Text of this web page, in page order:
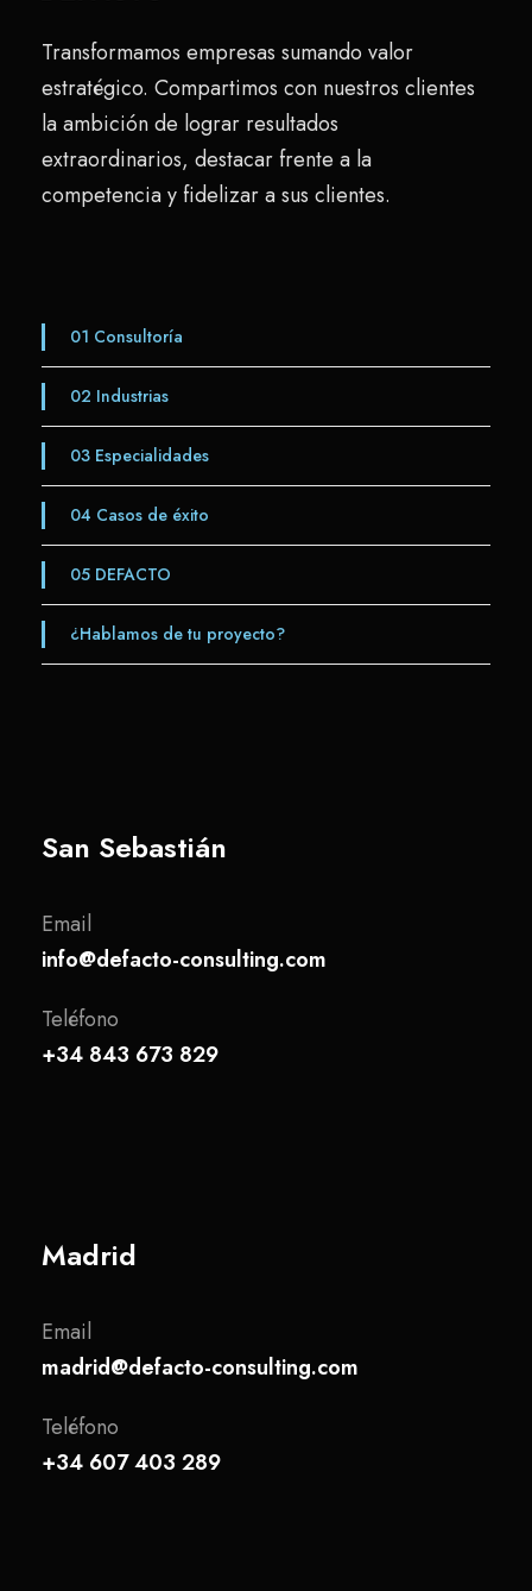
Transformamos empresas sumando valor
estratégico. Compartimos con nuestros clientes
la ambición de lograr resultados
extraordinarios, destacar frente a la
competencia y fidelizar a sus clientes.
01 Consultoría
02 Industrias
03 Especialidades
04 Casos de éxito
05 DEFACTO
¿Hablamos de tu proyecto?
San Sebastián
Email
info@defacto-consulting.com
Teléfono
+34 843 673 829
Madrid
Email
madrid@defacto-consulting.com
Teléfono
+34 607 403 289